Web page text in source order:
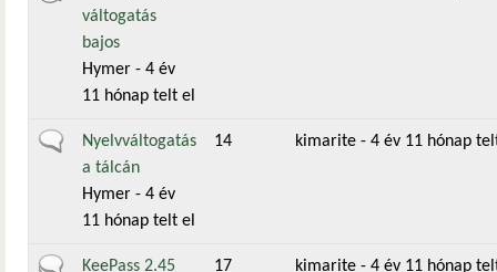
váltogatás
bajos
Hymer - 4 év
11 hónap telt el
Általános téma
Nyelvváltogatás
a tálcán
Hymer - 4 év
11 hónap telt el
14 kimarite - 4 év 11 hónap
Aktív témaKeePass 2.45
17 kimarite - 4 év 11 hónap